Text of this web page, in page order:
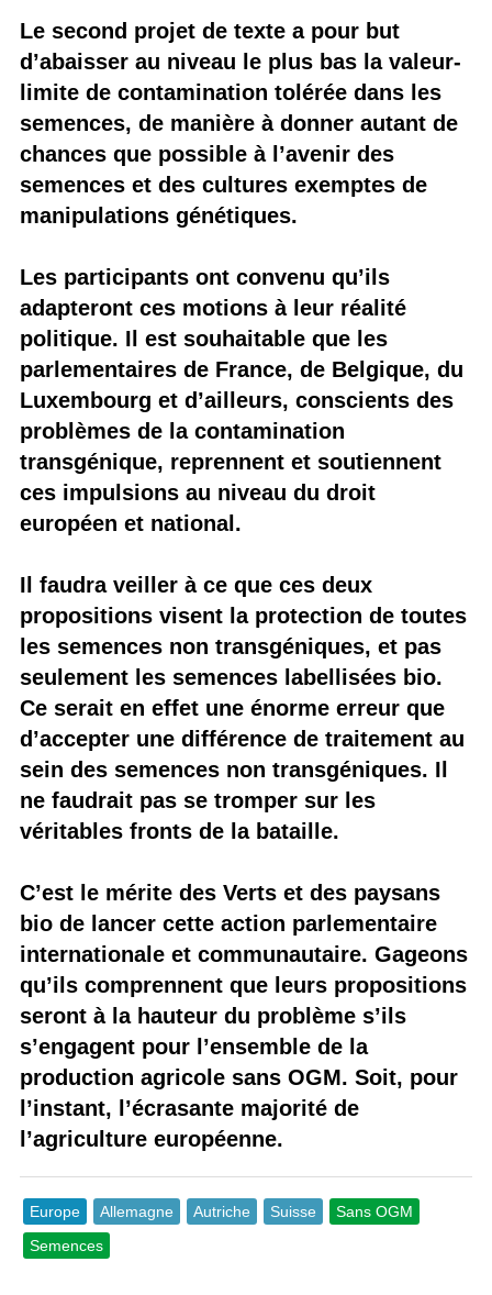
Le second projet de texte a pour but
d’abaisser au niveau le plus bas la valeur-
limite de contamination tolérée dans les
semences, de manière à donner autant de
chances que possible à l’avenir des
semences et des cultures exemptes de
manipulations génétiques.
Les participants ont convenu qu’ils
adapteront ces motions à leur réalité
politique. Il est souhaitable que les
parlementaires de France, de Belgique, du
Luxembourg et d’ailleurs, conscients des
problèmes de la contamination
transgénique, reprennent et soutiennent
ces impulsions au niveau du droit
européen et national.
Il faudra veiller à ce que ces deux
propositions visent la protection de toutes
les semences non transgéniques, et pas
seulement les semences labellisées bio.
Ce serait en effet une énorme erreur que
d’accepter une différence de traitement au
sein des semences non transgéniques. Il
ne faudrait pas se tromper sur les
véritables fronts de la bataille.
C’est le mérite des Verts et des paysans
bio de lancer cette action parlementaire
internationale et communautaire. Gageons
qu’ils comprennent que leurs propositions
seront à la hauteur du problème s’ils
s’engagent pour l’ensemble de la
production agricole sans OGM. Soit, pour
l’instant, l’écrasante majorité de
l’agriculture européenne.
Europe Allemagne Autriche Suisse
Sans OGM
Semences